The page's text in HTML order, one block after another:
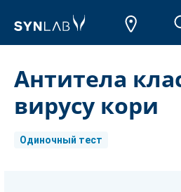
Антитела
вирусу кори
Одиночный тест